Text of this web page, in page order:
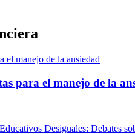
para el manejo de la